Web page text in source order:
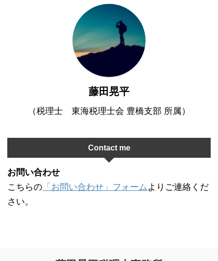
藤田晃平
（税理士 東海税理士会 豊橋支部 所属）
Contact me
お問い合わせ
こちらの 「お問い合わせ」フォームよりご連絡くだ
さい。